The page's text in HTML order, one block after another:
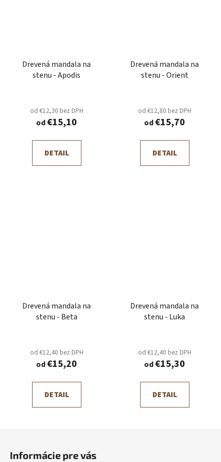
Drevená mandala na
stenu - Apodis
od €12,30 bez DPH
od€15,10
DETAIL
Drevená mandala na
stenu - Orient
od €12,80 bez DPH
od€15,70
DETAIL
Drevená mandala na
stenu - Beta
od €12,40 bez DPH
od€15,20
DETAIL
Drevená mandala na
stenu - Luka
od €12,40 bez DPH
od€15,30
DETAIL
Informácie pre vás